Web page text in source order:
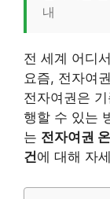
내
전 세계 어디
요즘, 전자여
전자여권은
행할 수 있는
는 전자여권
건에 대해 자